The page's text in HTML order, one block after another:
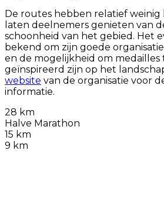
De routes hebben relatief
laten deelnemers genieten van
schoonheid van het gebied. Het
bekend om zijn goede
en de mogelijkheid om medailles
geïnspireerd zijn op het
website van de organisatie voor
informatie.
28 km
Halve Marathon
15 km
9 km